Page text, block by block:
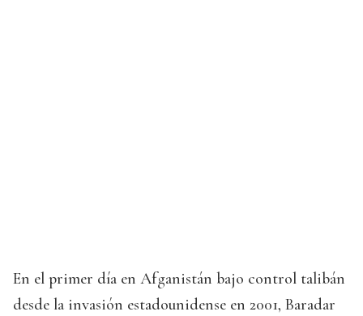
En el primer día en Afganistán bajo control talibán
desde la invasión estadounidense en 2001, Baradar